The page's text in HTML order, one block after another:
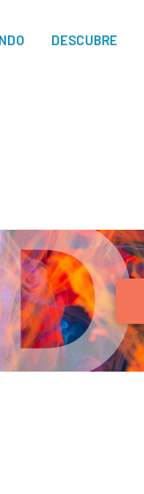
DESCUBRE